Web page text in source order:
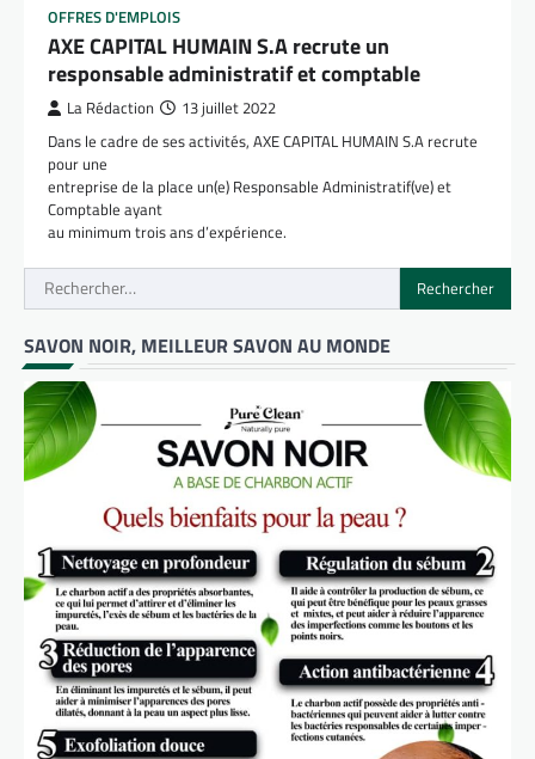
OFFRES D'EMPLOIS
AXE CAPITAL HUMAIN S.A recrute un
responsable administratif et comptable
La Rédaction 13 juillet 2022
Dans le cadre de ses activités, AXE CAPITAL HUMAIN S.A recrute
pour une
entreprise de la place un(e) Responsable Administratif(ve) et
Comptable ayant
au minimum trois ans d’expérience.
Rechercher :
SAVON NOIR, MEILLEUR SAVON AU MONDE